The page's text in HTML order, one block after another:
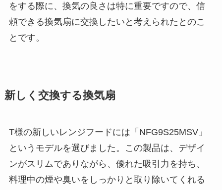
をする際に、換気の良さは特に重要ですので、信
頼できる換気扇に交換したいと考えられたとのこ
とです。
新しく交換する換気扇
T様の新しいレンジフードには「NFG9S25MSV」
というモデルを選びました。この製品は、デザイ
ンがスリムでありながら、優れた吸引力を持ち、
料理中の煙や臭いをしっかりと取り除いてくれる